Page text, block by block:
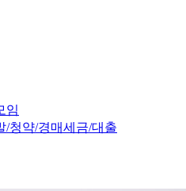
임
/청약/경매세금/대출